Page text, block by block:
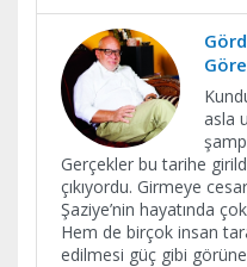
asla
Gerçekler bu tarihe
çıkıyordu. Girmeye
Şaziye’nin hayatında
Hem de birçok insan
edilmesi güç gibi